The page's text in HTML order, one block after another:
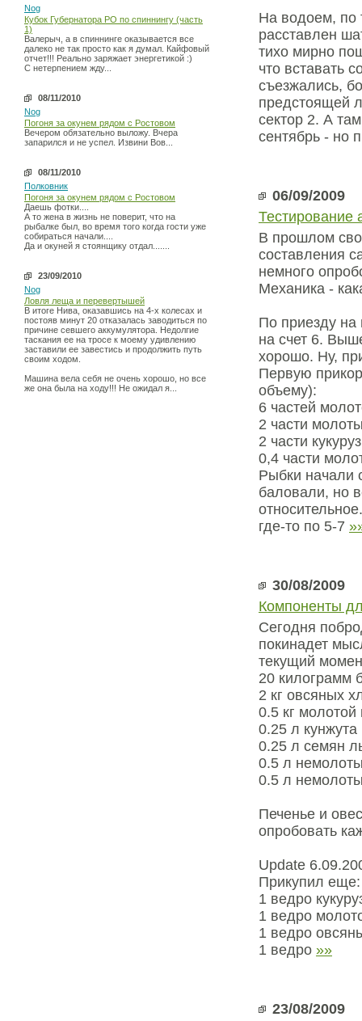
Nog
Кубок Губернатора РО по спиннингу (часть
1)
Валерыч, а в спиннинге оказывается все
далеко не так просто как я думал. Кайфовый
отчет!!! Реально заряжает энергетикой :)
С нетерпением жду...
08/11/2010
Nog
Погоня за окунем рядом с Ростовом
Вечером обязательно выложу. Вчера
запарился и не успел. Извини Вов...
08/11/2010
Полковник
Погоня за окунем рядом с Ростовом
Даешь фотки....
А то жена в жизнь не поверит, что на
рыбалке был, во время того когда гости уже
собираться начали....
Да и окуней я стоянщику отдал.......
23/09/2010
Nog
Ловля леща и перевертышей
В итоге Нива, оказавшись на 4-х колесах и
постояв минут 20 отказалась заводиться по
причине севшего аккумулятора. Недолгие
таскания ее на тросе к моему удивлению
заставили ее завестись и продолжить путь
своим ходом.
Машина вела себя не очень хорошо, но все
же она была на ходу!!! Не ожидал я...
На водоем, по
расставлен
тихо мирно
что вставать
съезжались,
предстоящей
сектор 2. А
сентябрь - но
06/09/2009
Тестирование
В прошлом
составления
немного
Механика -
По приезду
на счет 6.
хорошо. Ну,
Первую
объему):
6 частей
2 части
2 части
0,4 части
Рыбки начали
баловали, но
где-то по 5-7
30/08/2009
Компоненты
Сегодня
покинадет
текущий
20 килограмм
2 кг овсяных
0.5 кг молотой
0.25 л кунжута
0.25 л семян
0.5 л
0.5 л
Печенье и
опробовать
Update
Прикупил еще:
1 ведро
1 ведро
1 ведро
1 ведро »»
23/08/2009